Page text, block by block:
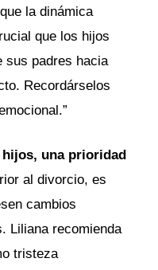
la dinámica
que los hijos
sus padres hacia
Recordárselos
una prioridad
al divorcio, es
cambios
Liliana recomienda
tristeza